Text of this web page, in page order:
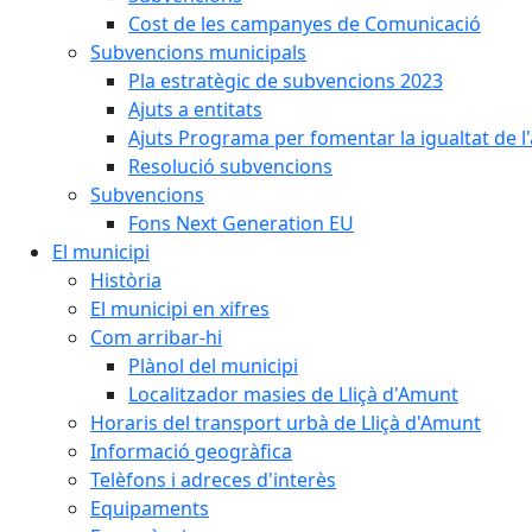
Cost de les campanyes de Comunicació
Subvencions municipals
Pla estratègic de subvencions 2023
Ajuts a entitats
Ajuts Programa per fomentar la igualtat de
Resolució subvencions
Subvencions
Fons Next Generation EU
El municipi
Història
El municipi en xifres
Com arribar-hi
Plànol del municipi
Localitzador masies de Lliçà d'Amunt
Horaris del transport urbà de Lliçà d'Amunt
Informació geogràfica
Telèfons i adreces d'interès
Equipaments